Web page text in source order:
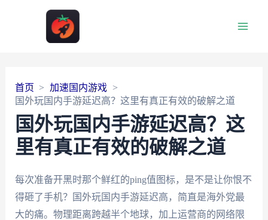
首页
加速国内游戏
国外玩国内手游延迟高？这里有真正有效的破解之道
国外玩国内手游延迟高？这
里有真正有效的破解之道
每次准备开黑时那个鲜红的ping值图标，是不是让你恨不
得砸了手机？国外玩国内手游延迟高，简直是海外党最
大的痛。物理距离跨越半个地球，加上运营商的网络限